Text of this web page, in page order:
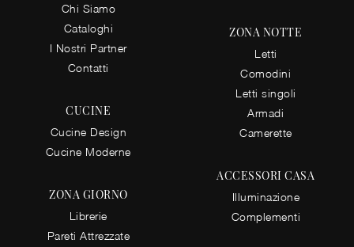
Chi Siamo
Cataloghi
I Nostri Partner
Contatti
CUCINE
Cucine Design
Cucine Moderne
ZONA GIORNO
Librerie
Pareti Attrezzate
ZONA NOTTE
Letti
Comodini
Letti singoli
Armadi
Camerette
ACCESSORI CASA
Illuminazione
Complementi